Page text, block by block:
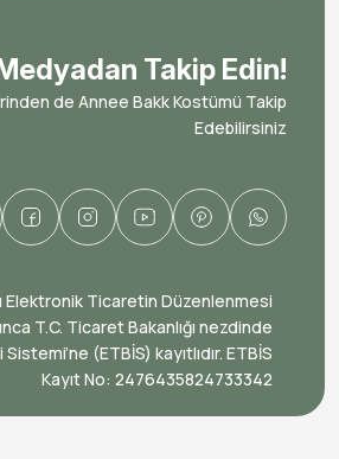
Takip Edin!
de Annee Bakk Kostümü Takip
Edebilirsiniz
Elektronik Ticaretin Düzenlenmesi
T.C. Ticaret Bakanlığı nezdinde
(ETBİS) kayıtlıdır. ETBİS
Kayıt No: ​2476435824733342